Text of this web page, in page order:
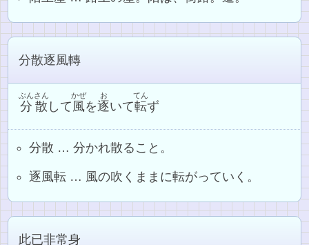
分散逐風轉
分散
ぶんさん
して 風
かぜ
を逐
お
いて転
てん
ず
分散 … 分かれ散ること。
逐風転 … 風の吹くままに転がっていく。
此已非常身